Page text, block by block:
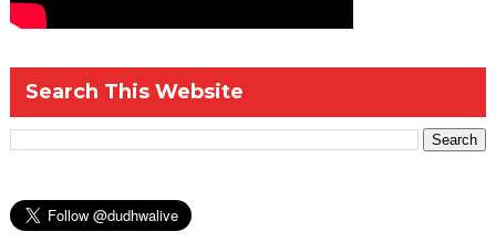
Search This Website